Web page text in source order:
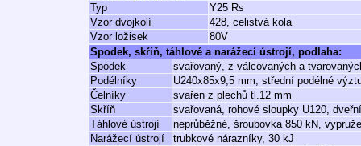
Typ
Y25 Rs
Vzor dvojkolí
428, celistvá kola
Vzor ložisek
80V
Spodek, skříň, táhlové a narážecí ústrojí, podlaha:
Spodek
svařovaný, z válcovaných a
Podélníky
U240x85x9,5 mm, střední podélné
Čelníky
svařen z plechů tl.12 mm
Skříň
svařovaná, rohové sloupky U120,
Táhlové ústrojí
neprůběžné, šroubovka 850 kN,
Narážecí ústrojí
trubkové nárazníky, 30 kJ